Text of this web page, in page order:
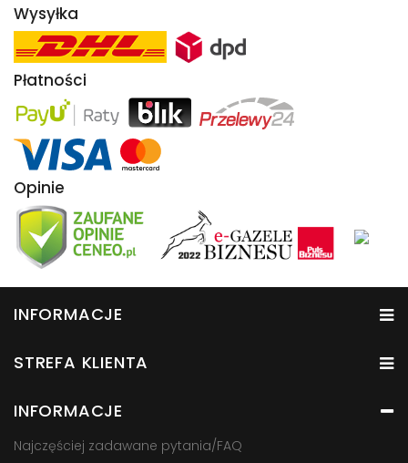
Wysyłka
Płatności
Opinie
INFORMACJE
STREFA KLIENTA
INFORMACJE
Najczęściej zadawane pytania/FAQ